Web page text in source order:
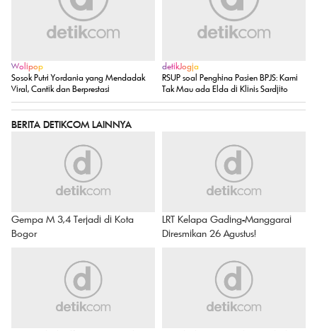
Wolipop
Sosok Putri Yordania yang Mendadak
Viral, Cantik dan Berprestasi
detikJogja
RSUP soal Penghina Pasien BPJS: Kami
Tak Mau ada Elda di Klinis Sardjito
BERITA DETIKCOM LAINNYA
Gempa M 3,4 Terjadi di Kota
Bogor
LRT Kelapa Gading-Manggarai
Diresmikan 26 Agustus!